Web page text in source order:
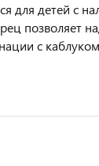
для детей с
позволяет
с